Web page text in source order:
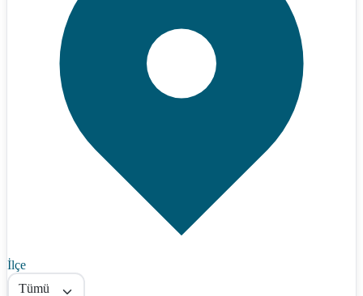
İlçe
Tümü